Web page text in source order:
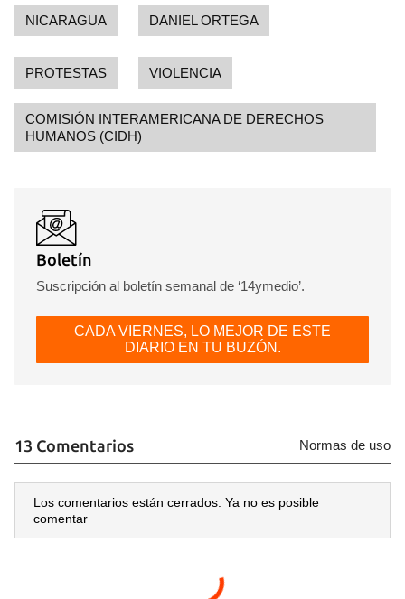
NICARAGUA DANIEL ORTEGA
PROTESTAS VIOLENCIA
COMISIÓN INTERAMERICANA DE DERECHOS
HUMANOS (CIDH)
Boletín
Suscripción al boletín semanal de ‘14ymedio’.
CADA VIERNES, LO MEJOR DE ESTE
DIARIO EN TU BUZÓN.
13 Comentarios Normas de uso
Los comentarios están cerrados. Ya no es posible
comentar